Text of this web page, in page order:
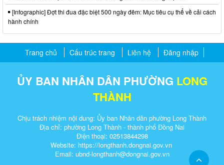
[Infographic] Đợt thi đua đặc biệt 500 ngày đêm: Mục tiêu cụ thể về cải cách
hành chính
Trang chủ Cấu trúc trang Liên hệ Đăng nhập
ỦY BAN NHÂN DÂN PHƯỜNG LONG
THÀNH
Chịu trách nhiệm nội dung: Ủy ban Nhân dân phường Long Thành
Địa chỉ: phường Long Thành - thành phố Đồng Nai
Điện thoại: 02513844298
Website: https://longthanh.dongnai.gov.vn
Email: ubnd-longthanh@dongnai.gov.vn​